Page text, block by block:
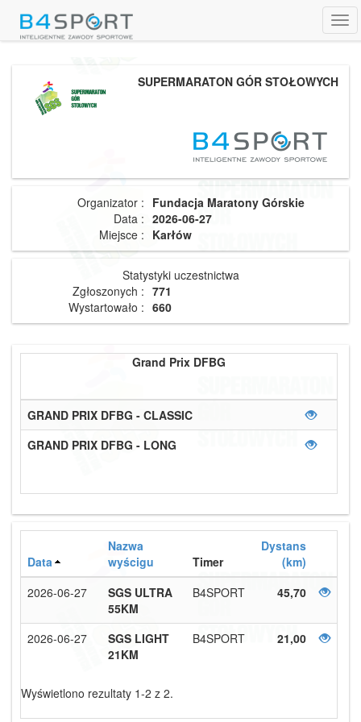
SUPERMARATON GÓR STOŁOWYCH
Organizator : Fundacja Maratony Górskie
Data : 2026-06-27
Miejsce : Karłów
Statystyki uczestnictwa
Zgłoszonych : 771
Wystartowało : 660
Grand Prix DFBG
GRAND PRIX DFBG - CLASSIC
GRAND PRIX DFBG - LONG
Data
Nazwa
wyścigu
Timer
Dystans
(km)
2026-06-27
SGS ULTRA
55KM
B4SPORT 45,70
2026-06-27
SGS LIGHT
21KM
B4SPORT 21,00
Wyświetlono rezultaty 1-2 z 2.